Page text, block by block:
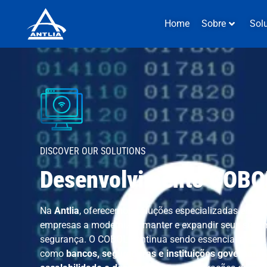
Home Sobre
DISCOVER OUR SOLUTIONS
Desenvolvimento
NaAntlia, oferecemos soluções especializadas em
empresas a modernizar, manter e expandir seus
segurança. O COBOL continua sendo essencial para
como bancos, seguradoras e instituições